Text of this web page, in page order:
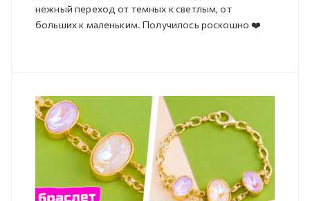
нежный переход от темных к светлым, от
больших к маленьким. Получилось роскошно ❤️